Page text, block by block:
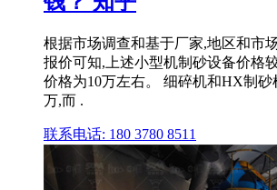
根据市场调查和基于厂家,地区和市
报价可知,上述小型机制砂设备价格
价格为10万左右。 细碎机和HX制砂
万,而 .
联系电话: 180 3780 8511